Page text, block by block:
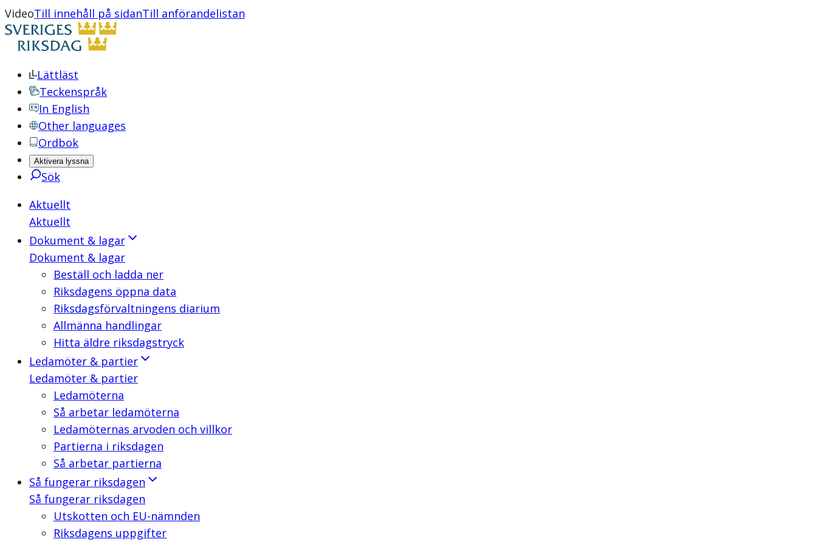
VideoTill innehåll på sidanTill anförandelistan
Lättläst
Teckenspråk
In English
Other languages
Ordbok
Aktivera lyssna
Sök
Aktuellt
Aktuellt
Dokument & lagar
Dokument & lagar
Beställ och ladda ner
Riksdagens öppna data
Riksdagsförvaltningens diarium
Allmänna handlingar
Hitta äldre riksdagstryck
Ledamöter & partier
Ledamöter & partier
Ledamöterna
Så arbetar ledamöterna
Ledamöternas arvoden och villkor
Partierna i riksdagen
Så arbetar partierna
Så fungerar riksdagen
Så fungerar riksdagen
Utskotten och EU-nämnden
Riksdagens uppgifter